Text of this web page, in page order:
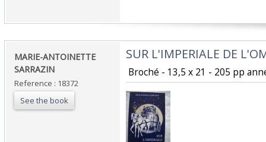
‎MARIE-ANTOINETTE
SARRAZIN‎
Reference : 18372
See the book
‎SUR L'IMPERIALE DE
Broché - 13,5 x 21 - 205 pp